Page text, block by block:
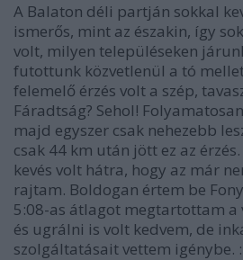
A Balaton déli partján sokkal
ismerős, mint az északin, így
volt, milyen településeken
futottunk közvetlenül a tó
felemelő érzés volt a szép,
Fáradtság? Sehol!
majd egyszer csak nehezebb
csak 44 km után jött ez az
kevés volt hátra, hogy az már
rajtam. Boldogan értem be
5:08-as átlagot megtartottam a
és ugrálni is volt kedvem, de
szolgáltatásait vettem igénybe.